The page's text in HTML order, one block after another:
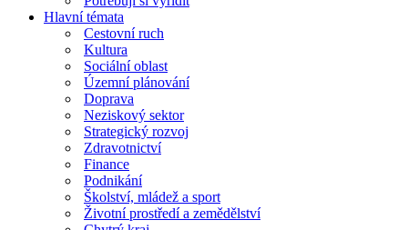
Hlavní témata
Cestovní ruch
Kultura
Sociální oblast
Územní plánování
Doprava
Neziskový sektor
Strategický rozvoj
Zdravotnictví
Finance
Podnikání
Školství, mládež a sport
Životní prostředí a zemědělství